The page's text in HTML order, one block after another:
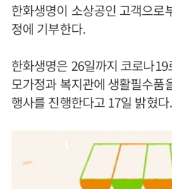
한화생명이 소상공인 고객으로
정에 기부한다.
한화생명은 26일까지 코로나
모가정과 복지관에 생활필수품
행사를 진행한다고 17일 밝혔다.